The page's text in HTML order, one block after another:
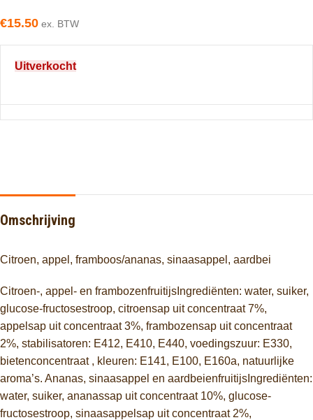
€15.50 ex. BTW
Uitverkocht
Omschrijving
Citroen, appel, framboos/ananas, sinaasappel, aardbei
Citroen-, appel- en frambozenfruitijsIngrediënten: water, suiker,
glucose-fructosestroop, citroensap uit concentraat 7%,
appelsap uit concentraat 3%, frambozensap uit concentraat
2%, stabilisatoren: E412, E410, E440, voedingszuur: E330,
bietenconcentraat , kleuren: E141, E100, E160a, natuurlijke
aroma’s. Ananas, sinaasappel en aardbeienfruitijsIngrediënten:
water, suiker, ananassap uit concentraat 10%, glucose-
fructosestroop, sinaasappelsap uit concentraat 2%,